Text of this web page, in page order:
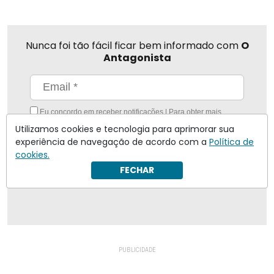
Nunca foi tão fácil ficar bem informado com O
Antagonista
Eu concordo em receber notificações | Para obter mais
Enviar
Inscreva-se
Utilizamos cookies e tecnologia para aprimorar sua
experiência de navegação de acordo com a Política de
cookies.
FECHAR